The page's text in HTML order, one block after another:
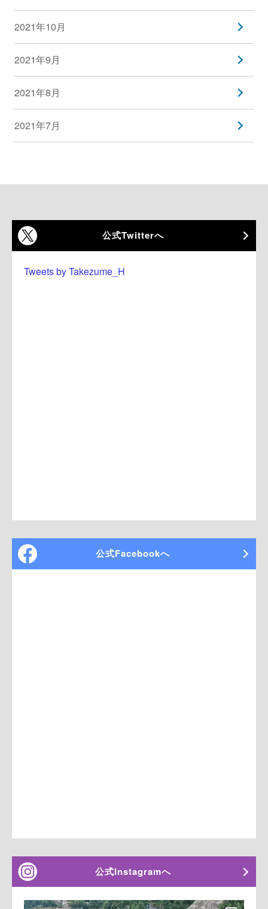
2021年10月
2021年9月
2021年8月
2021年7月
公式Twitterへ
Tweets by Takezume_H
公式Facebookへ
公式Instagramへ